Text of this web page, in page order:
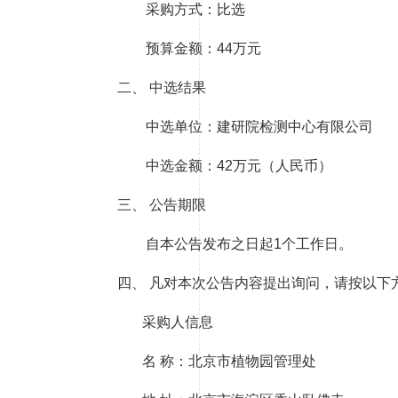
采购方式：比选
预算金额：44万元
二、 中选结果
中选单位：建研院检测中心有限公司
中选金额：42万元（人民币）
三、 公告期限
自本公告发布之日起1个工作日。
四、 凡对本次公告内容提出询问，请按以下
采购人信息
名 称：北京市植物园管理处